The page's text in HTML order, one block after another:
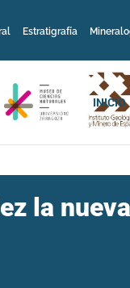
Estratigrafía
INICIO
la